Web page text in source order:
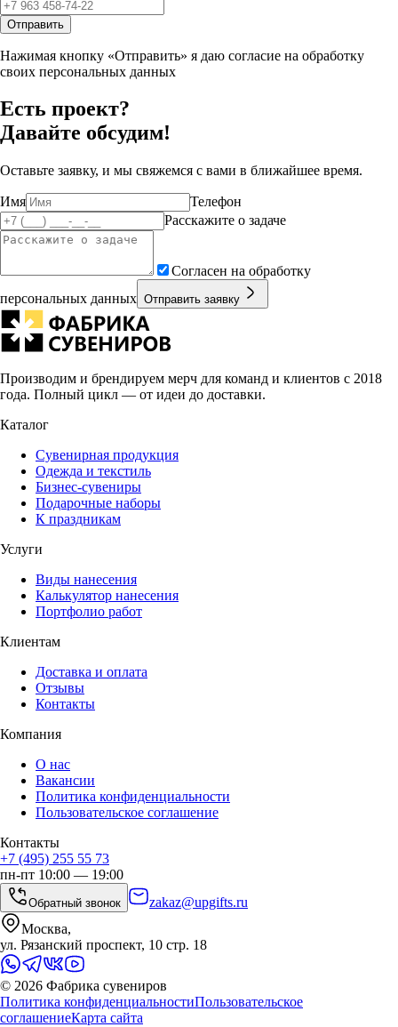
Отправить
Нажимая кнопку «Отправить» я даю согласие на обработку
своих персональных данных
Есть проект?
Давайте обсудим!
Оставьте заявку, и мы свяжемся с вами в ближайшее время.
Имя
Телефон
Расскажите о задаче
Согласен на обработку
персональных данных Отправить заявку
Производим и брендируем мерч для команд и клиентов с 2018
года. Полный цикл — от идеи до доставки.
Каталог
Сувенирная продукция
Одежда и текстиль
Бизнес-сувениры
Подарочные наборы
К праздникам
Услуги
Виды нанесения
Калькулятор нанесения
Портфолио работ
Клиентам
Доставка и оплата
Отзывы
Контакты
Компания
О нас
Вакансии
Политика конфиденциальности
Пользовательское соглашение
Контакты
+7 (495) 255 55 73
пн-пт 10:00 — 19:00
Обратный звонок
zakaz@upgifts.ru
Москва,
ул. Рязанский проспект, 10 стр. 18
© 2026 Фабрика сувениров
Политика конфиденциальностиПользовательское
соглашениеКарта сайта